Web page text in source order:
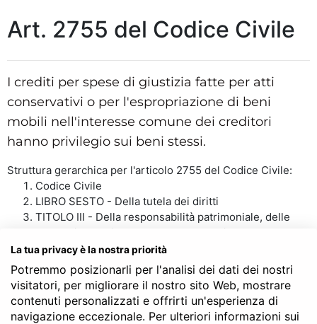
Art. 2755 del Codice Civile
I crediti per spese di giustizia fatte per atti
conservativi o per l'espropriazione di beni
mobili nell'interesse comune dei creditori
hanno privilegio sui beni stessi.
Struttura gerarchica per l'articolo 2755 del Codice Civile:
Codice Civile
LIBRO SESTO - Della tutela dei diritti
TITOLO III - Della responsabilità patrimoniale, delle
cause di prelazione e della conservazione della
garanzia patrimoniale
Capo II - Dei privilegi
Sezione II - Dei privilegi sui mobili
§ 2 - Dei privilegi sopra determinati mobili
Art. 2755
La tua privacy è la nostra priorità
Potremmo posizionarli per l'analisi dei dati dei nostri
visitatori, per migliorare il nostro sito Web, mostrare
contenuti personalizzati e offrirti un'esperienza di
navigazione eccezionale. Per ulteriori informazioni sui